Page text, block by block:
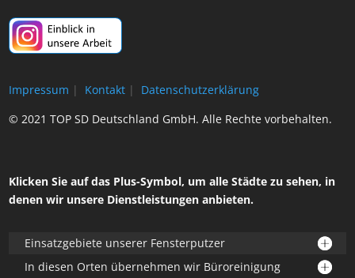
Impressum | Kontakt |
Datenschutzerklärung
© 2021 TOP SD Deutschland GmbH. Alle Rechte vorbehalten.
Klicken Sie auf das Plus-Symbol, um alle Städte zu sehen, in
denen wir unsere Dienstleistungen anbieten.
Einsatzgebiete unserer Fensterputzer
In diesen Orten übernehmen wir Büroreinigung